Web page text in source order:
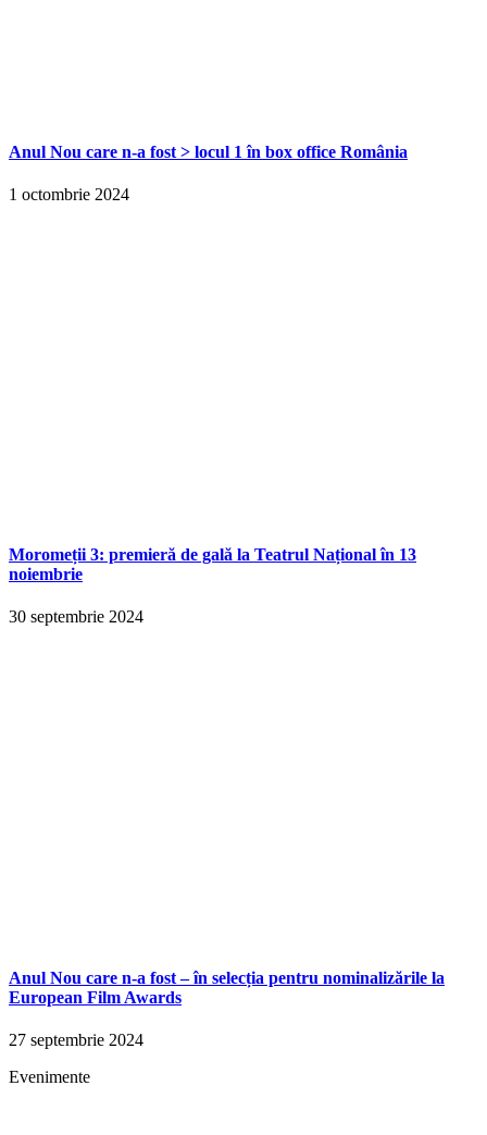
Anul Nou care n-a fost > locul 1 în box office România
1 octombrie 2024
Moromeții 3: premieră de gală la Teatrul Național în 13
noiembrie
30 septembrie 2024
Anul Nou care n-a fost – în selecția pentru nominalizările la
European Film Awards
27 septembrie 2024
Evenimente